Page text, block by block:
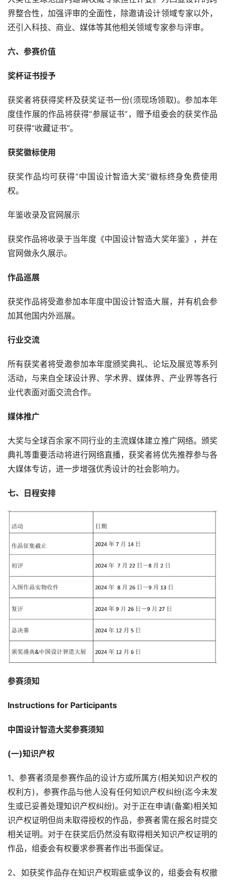
界整合性，加强评审的全面性，除邀请设计领域专家以外，
还引入科技、商业、媒体等其他相关领域专家参与评审。
六、参赛价值
奖杯证书授予
获奖者将获得奖杯及获奖证书一份(须现场领取)。参加本年
度佳作展的作品将获得“参展证书”，赠予组委会的获奖作品
可获得“收藏证书”。
获奖徽标使用
获奖作品均可获得“中国设计智造大奖”徽标终身免费使用
权。
年鉴收录及官网展示
获奖作品将收录于当年度《中国设计智造大奖年鉴》，并在
官网做永久展示。
作品巡展
获奖作品将受邀参加本年度中国设计智造大展，并有机会参
加其他国内外巡展。
行业交流
所有获奖者将受邀参加本年度颁奖典礼、论坛及展览等系列
活动，与来自全球设计界、学术界、媒体界、产业界等各行
业代表面对面交流合作。
媒体推广
大奖与全球百余家不同行业的主流媒体建立推广网络。颁奖
典礼等重要活动将进行网络直播，获奖者将优先推荐参与各
大媒体专访，进一步增强优秀设计的社会影响力。
七、日程安排
参赛须知
Instructions for Participants
中国设计智造大奖参赛须知
(一)知识产权
1、参赛者须是参赛作品的设计方或所属方(相关知识产权的
权利方)，参赛作品与他人没有任何知识产权纠纷(迄今未发
生或已妥善处理知识产权纠纷)。对于正在申请(备案)相关知
识产权证明但尚未取得授权的作品，参赛者需在报名时提交
相关证明。对于在获奖后仍然没有取得相关知识产权证明的
作品，组委会有权要求参赛者作出书面保证。
2、如获奖作品存在知识产权瑕疵或争议的，组委会有权撤